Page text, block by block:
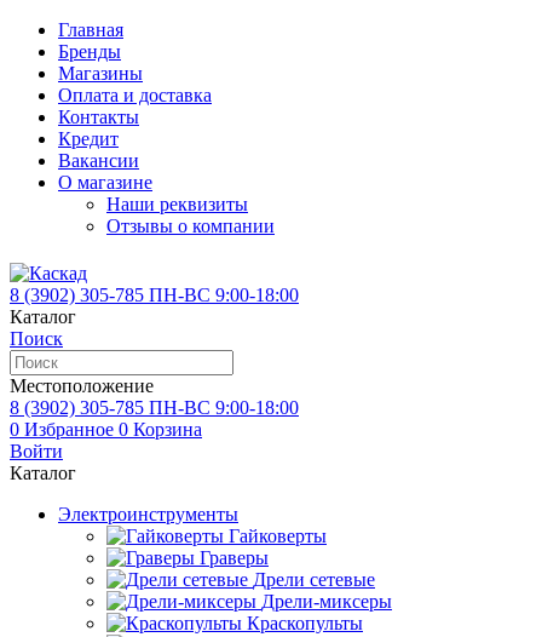
Главная
Бренды
Магазины
Оплата и доставка
Контакты
Кредит
Вакансии
О магазине
Наши реквизиты
Отзывы о компании
8 (3902) 305-785 ПН-ВС 9:00-18:00
Каталог
Поиск
Местоположение
8 (3902) 305-785 ПН-ВС 9:00-18:00
0 Избранное 0 Корзина
Войти
Каталог
Электроинструменты
Гайковерты
Граверы
Дрели сетевые
Дрели-миксеры
Краскопульты